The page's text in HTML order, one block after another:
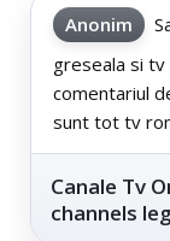
Anonim
greseala si tv
comentariul
sunt tot tv
Canale Tv
channels